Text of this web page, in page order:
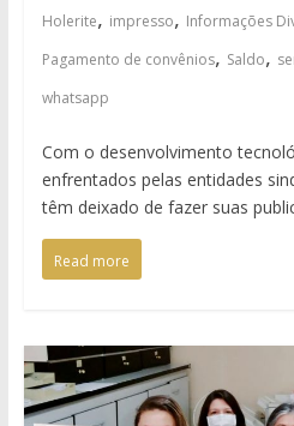
Holerite, impresso, Informações
Pagamento de convênios, Saldo,
whatsapp
Com o desenvolvimento
enfrentados pelas entidades
têm deixado de fazer suas
Read more